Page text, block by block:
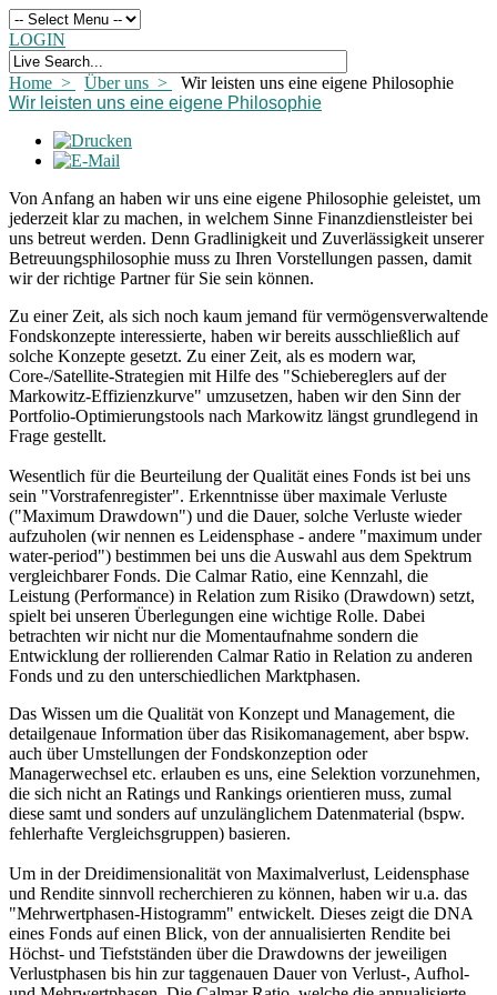
LOGIN
Home > Über uns >
Wir leisten uns eine eigene Philosophie
Wir leisten uns eine eigene Philosophie
Von Anfang an haben wir uns eine eigene Philosophie geleistet, um
jederzeit klar zu machen, in welchem Sinne Finanzdienstleister bei
uns betreut werden. Denn Gradlinigkeit und Zuverlässigkeit unserer
Betreuungsphilosophie muss zu Ihren Vorstellungen passen, damit
wir der richtige Partner für Sie sein können.
Zu einer Zeit, als sich noch kaum jemand für vermögensverwaltende
Fondskonzepte interessierte, haben wir bereits ausschließlich auf
solche Konzepte gesetzt. Zu einer Zeit, als es modern war,
Core-/Satellite-Strategien mit Hilfe des "Schiebereglers auf der
Markowitz-Effizienzkurve" umzusetzen, haben wir den Sinn der
Portfolio-Optimierungstools nach Markowitz längst grundlegend in
Frage gestellt.
Wesentlich für die Beurteilung der Qualität eines Fonds ist bei uns
sein "Vorstrafenregister". Erkenntnisse über maximale Verluste
("Maximum Drawdown") und die Dauer, solche Verluste wieder
aufzuholen (wir nennen es Leidensphase - andere "maximum under
water-period") bestimmen bei uns die Auswahl aus dem Spektrum
vergleichbarer Fonds. Die Calmar Ratio, eine Kennzahl, die
Leistung (Performance) in Relation zum Risiko (Drawdown) setzt,
spielt bei unseren Überlegungen eine wichtige Rolle. Dabei
betrachten wir nicht nur die Momentaufnahme sondern die
Entwicklung der rollierenden Calmar Ratio in Relation zu anderen
Fonds und zu den unterschiedlichen Marktphasen.
Das Wissen um die Qualität von Konzept und Management, die
detailgenaue Information über das Risikomanagement, aber bspw.
auch über Umstellungen der Fondskonzeption oder
Managerwechsel etc. erlauben es uns, eine Selektion vorzunehmen,
die sich nicht an Ratings und Rankings orientieren muss, zumal
diese samt und sonders auf unzulänglichem Datenmaterial (bspw.
fehlerhafte Vergleichsgruppen) basieren.
Um in der Dreidimensionalität von Maximalverlust, Leidensphase
und Rendite sinnvoll recherchieren zu können, haben wir u.a. das
"Mehrwertphasen-Histogramm" entwickelt. Dieses zeigt die DNA
eines Fonds auf einen Blick, von der annualisierten Rendite bei
Höchst- und Tiefstständen über die Drawdowns der jeweiligen
Verlustphasen bis hin zur taggenauen Dauer von Verlust-, Aufhol-